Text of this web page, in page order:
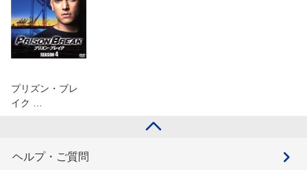
プリズン・ブレ
イク …
ヘルプ・ご質問